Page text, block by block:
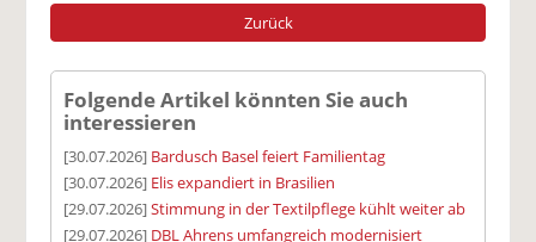
Zurück
Folgende Artikel könnten Sie auch
interessieren
[30.07.2026] Bardusch Basel feiert Familientag
[30.07.2026] Elis expandiert in Brasilien
[29.07.2026]Stimmung in der Textilpflege kühlt weiter ab
[29.07.2026] DBL Ahrens umfangreich modernisiert